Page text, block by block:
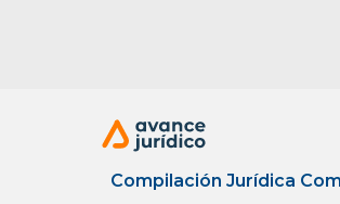
Compilación Jurídica